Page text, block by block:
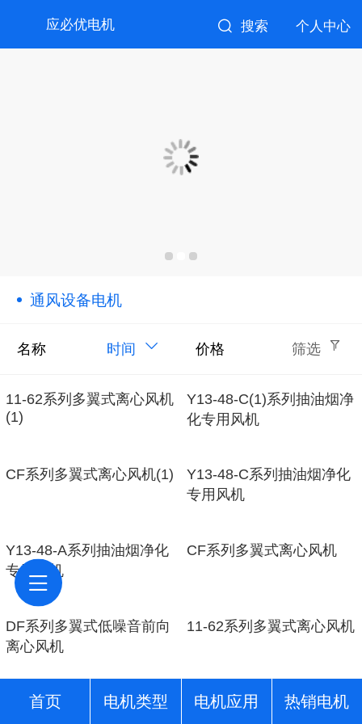
应必优电机 搜索 个人中心
通风设备电机
名称 时间 价格 筛选
11-62系列多翼式离心风机
(1)
Y13-48-C(1)系列抽油烟净
化专用风机
CF系列多翼式离心风机(1)
Y13-48-C系列抽油烟净化
专用风机
Y13-48-A系列抽油烟净化
专用风机
CF系列多翼式离心风机
DF系列多翼式低噪音前向
离心风机
11-62系列多翼式离心风机
带加热丝横流风机电机
横流风机电机YJH-2-15
首页 电机类型 电机应用 热销电机